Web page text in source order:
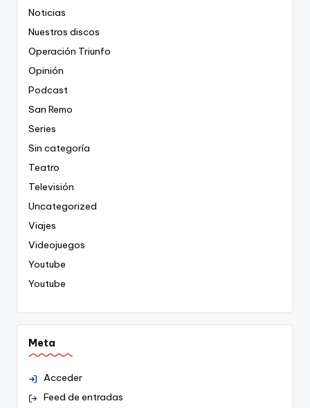
Noticias
Nuestros discos
Operación Triunfo
Opinión
Podcast
San Remo
Series
Sin categoría
Teatro
Televisión
Uncategorized
Viajes
Videojuegos
Youtube
Youtube
Meta
Acceder
Feed de entradas